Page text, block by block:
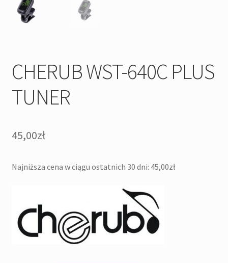
CHERUB WST-640C PLUS
TUNER
45,00zł
Najniższa cena w ciągu ostatnich 30 dni: 45,00zł